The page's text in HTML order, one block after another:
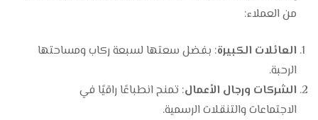
من العملاء:
العائلات الكبيرة: بفضل سعتها لسبعة ركاب ومساحتها
الرحبة.
الشركات ورجال الأعمال: تمنح انطباعًا راقيًا في
الاجتماعات والتنقلات الرسمية.